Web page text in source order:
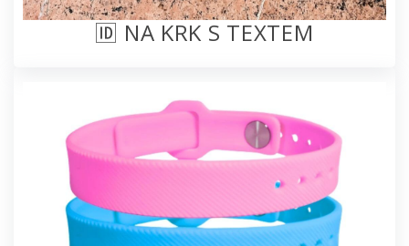
🆔 NA KRK S TEXTEM